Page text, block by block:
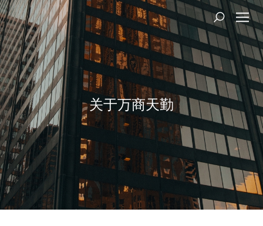
关于万商天勤